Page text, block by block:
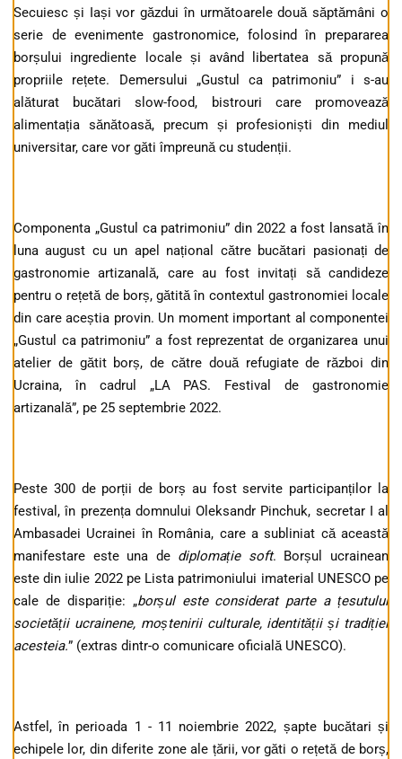
Secuiesc și Iași vor găzdui în următoarele două săptămâni o
serie de evenimente gastronomice, folosind în prepararea
borșului ingrediente locale și având libertatea să propună
propriile rețete. Demersului „Gustul ca patrimoniu” i s-au
alăturat bucătari slow-food, bistrouri care promovează
alimentația sănătoasă, precum și profesioniști din mediul
universitar, care vor găti împreună cu studenții.
Componenta „Gustul ca patrimoniu” din 2022 a fost lansată în
luna august cu un apel național către bucătari pasionați de
gastronomie artizanală, care au fost invitați să candideze
pentru o rețetă de borș, gătită în contextul gastronomiei locale
din care aceștia provin. Un moment important al componentei
„Gustul ca patrimoniu” a fost reprezentat de organizarea unui
atelier de gătit borș, de către două refugiate de război din
Ucraina, în cadrul „LA PAS. Festival de gastronomie
artizanală”, pe 25 septembrie 2022.
Peste 300 de porții de borș au fost servite participanților la
festival, în prezența domnului Oleksandr Pinchuk, secretar I al
Ambasadei Ucrainei în România, care a subliniat că această
manifestare este una de diplomație soft. Borșul ucrainean
este din iulie 2022 pe Lista patrimoniului imaterial UNESCO pe
cale de dispariție: „borșul este considerat parte a țesutului
societății ucrainene, moștenirii culturale, identității și tradiției
acesteia.” (extras dintr-o comunicare oficială UNESCO).
Astfel, în perioada 1 - 11 noiembrie 2022, șapte bucătari și
echipele lor, din diferite zone ale țării, vor găti o rețetă de borș,